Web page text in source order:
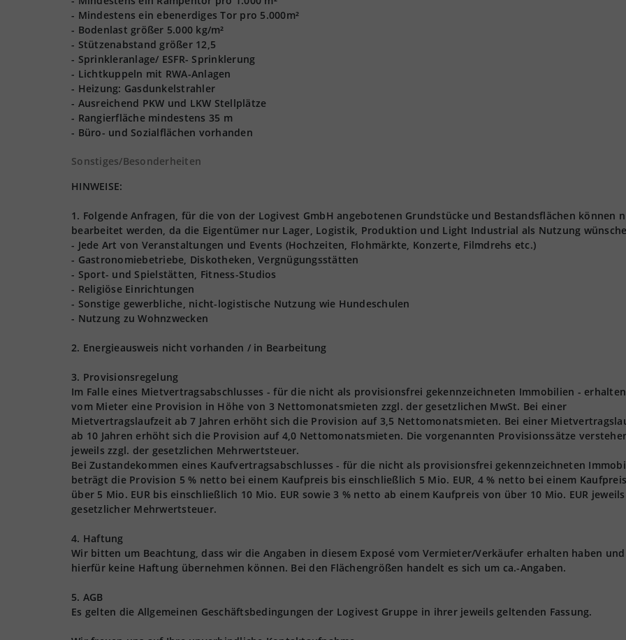
- Mindestens ein ebenerdiges Tor pro 5.000m²
- Bodenlast größer 5.000 kg/m²
- Stützenabstand größer 12,5
- Sprinkleranlage/ ESFR- Sprinklerung
- Lichtkuppeln mit RWA-Anlagen
- Heizung: Gasdunkelstrahler
- Ausreichend PKW und LKW Stellplätze
- Rangierfläche mindestens 35 m
- Büro- und Sozialflächen vorhanden
Sonstiges/Besonderheiten
HINWEISE:
1. Folgende Anfragen, für die von der Logivest GmbH angebotenen Grundstücke und Bestandsflächen können
bearbeitet werden, da die Eigentümer nur Lager, Logistik, Produktion und Light Industrial als Nutzung
- Jede Art von Veranstaltungen und Events (Hochzeiten, Flohmärkte, Konzerte, Filmdrehs etc.)
- Gastronomiebetriebe, Diskotheken, Vergnügungsstätten
- Sport- und Spielstätten, Fitness-Studios
- Religiöse Einrichtungen
- Sonstige gewerbliche, nicht-logistische Nutzung wie Hundeschulen
- Nutzung zu Wohnzwecken
2. Energieausweis nicht vorhanden / in Bearbeitung
3. Provisionsregelung
Im Falle eines Mietvertragsabschlusses - für die nicht als provisionsfrei gekennzeichneten Immobilien -
vom Mieter eine Provision in Höhe von 3 Nettomonatsmieten zzgl. der gesetzlichen MwSt. Bei einer
Mietvertragslaufzeit ab 7 Jahren erhöht sich die Provision auf 3,5 Nettomonatsmieten. Bei einer
ab 10 Jahren erhöht sich die Provision auf 4,0 Nettomonatsmieten. Die vorgenannten Provisionssätze
jeweils zzgl. der gesetzlichen Mehrwertsteuer.
Bei Zustandekommen eines Kaufvertragsabschlusses - für die nicht als provisionsfrei gekennzeichneten
beträgt die Provision 5 % netto bei einem Kaufpreis bis einschließlich 5 Mio. EUR, 4 % netto bei einem
über 5 Mio. EUR bis einschließlich 10 Mio. EUR sowie 3 % netto ab einem Kaufpreis von über 10 Mio. EUR
gesetzlicher Mehrwertsteuer.
4. Haftung
Wir bitten um Beachtung, dass wir die Angaben in diesem Exposé vom Vermieter/Verkäufer erhalten haben und
hierfür keine Haftung übernehmen können. Bei den Flächengrößen handelt es sich um ca.-Angaben.
5. AGB
Es gelten die Allgemeinen Geschäftsbedingungen der Logivest Gruppe in ihrer jeweils geltenden Fassung.